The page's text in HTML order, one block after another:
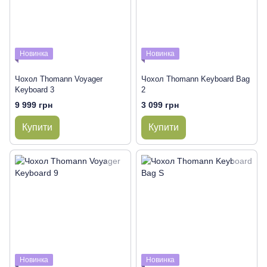
Новинка
Чохол Thomann Voyager
Keyboard 3
9 999 грн
Купити
Новинка
Чохол Thomann Keyboard Bag
2
3 099 грн
Купити
Новинка Новинка